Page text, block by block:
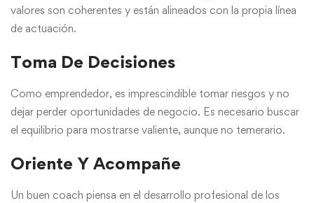
valores son coherentes y están alineados con la propia línea
de actuación.
Toma De Decisiones
Como emprendedor, es imprescindible tomar riesgos y no
dejar perder oportunidades de negocio. Es necesario buscar
el equilibrio para mostrarse valiente, aunque no temerario.
Oriente Y Acompañe
Un buen coach piensa en el desarrollo profesional de los